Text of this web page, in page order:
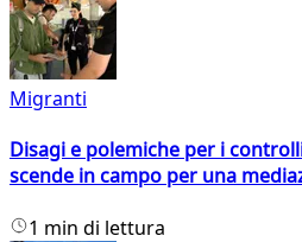
Migranti
Disagi e polemiche per i
scende in campo per una
1 min di lettura